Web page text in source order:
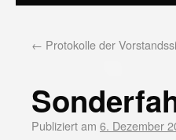
← Protokolle der
Publiziert am 6. Dezember